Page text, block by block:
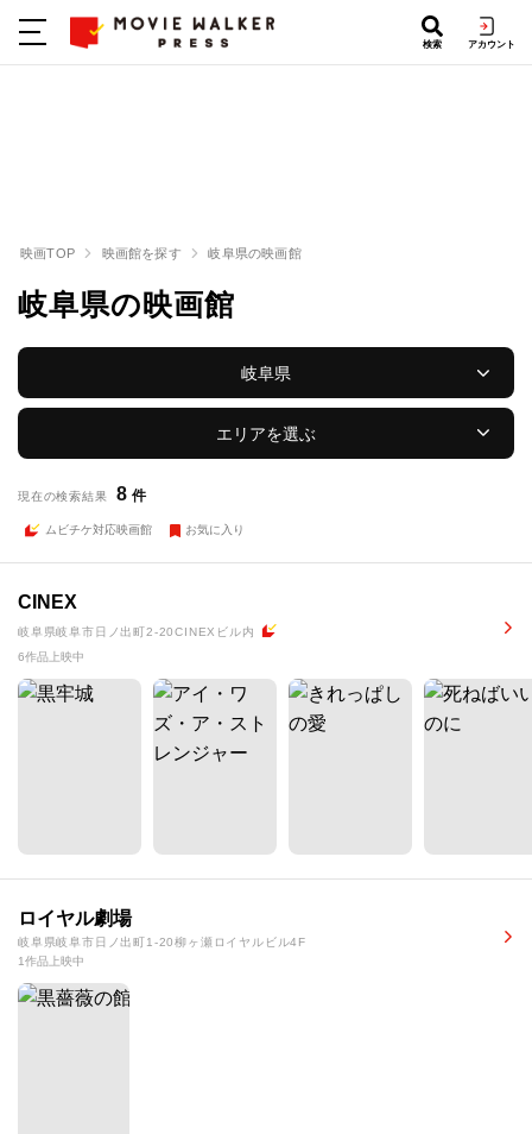
検索 アカウント
映画TOP 映画館を探す 岐阜県の映画館
岐阜県の映画館
岐阜県
エリアを選ぶ
現在の検索結果 8 件
ムビチケ対応映画館 お気に入り
CINEX
岐阜県岐阜市日ノ出町2-20CINEXビル内
6作品上映中
ロイヤル劇場
岐阜県岐阜市日ノ出町1-20柳ヶ瀬ロイヤルビル4F
1作品上映中